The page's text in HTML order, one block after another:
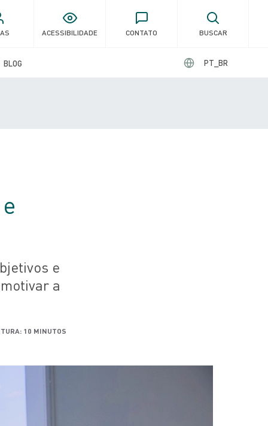
ACESSIBILIDADE CONTATO BUSCAR
BLOG PT_BR
e
a
10 MINUTOS